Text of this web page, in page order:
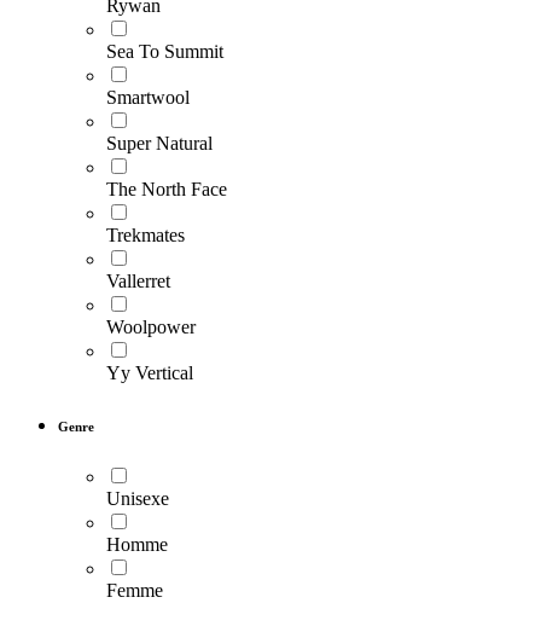
Rywan
Sea To Summit
Smartwool
Super Natural
The North Face
Trekmates
Vallerret
Woolpower
Yy Vertical
Genre
Unisexe
Homme
Femme